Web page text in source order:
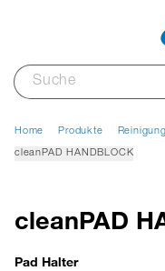
Home Produkte
cleanPAD HANDBLOCK
cleanPAD
Pad Halter